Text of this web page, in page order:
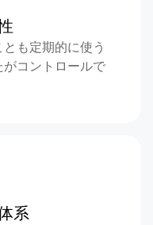
も定期的に使う
コントロールで
系